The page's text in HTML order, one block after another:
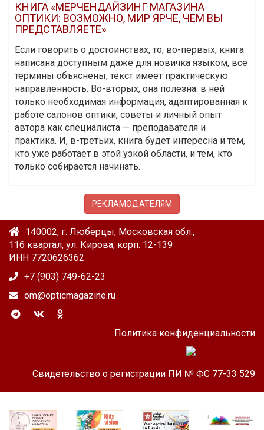
КНИГА «МЕРЧЕНДАЙЗИНГ МАГАЗИНА
ОПТИКИ: ВОЗМОЖНО, МИР ЯРЧЕ, ЧЕМ ВЫ
ПРЕДСТАВЛЯЕТЕ»
Если говорить о достоинствах, то, во-первых, книга
написана доступным даже для новичка языком, все
термины объяснены, текст имеет практическую
направленность. Во-вторых, она полезна: в ней
только необходимая информация, адаптированная к
работе салонов оптики, советы и личный опыт
автора как специалиста — преподавателя и
практика. И, в-третьих, книга будет интересна и тем,
кто уже работает в этой узкой области, и тем, кто
только собирается начинать.
РЕКЛАМОДАТЕЛЯМ
140002, г. Люберцы, Московская обл.,
116 квартал, ул. Кирова, корп. 12-139
ИНН 7720626362
+7 (903) 749-62-23
om@opticmagazine.ru
Политика конфиденциальности
Свидетельство о регистрации ПИ № ФС 77-33 529